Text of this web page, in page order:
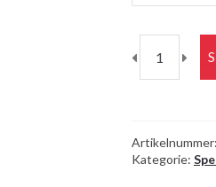
Sie
für
von
Israel
Artikelnummer:
Kategorie: